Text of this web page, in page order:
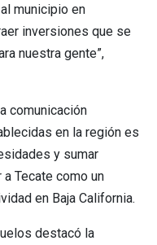
municipio en
inversiones que se
nuestra gente”,
comunicación
en la región es
y sumar
Tecate como un
en Baja California.
destacó la